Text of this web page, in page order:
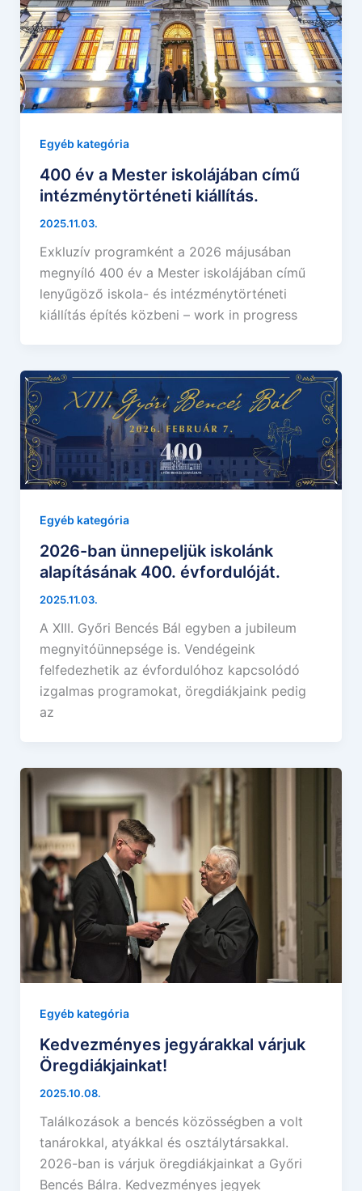
Egyéb kategória
400 év a Mester iskolájában című
intézménytörténeti kiállítás.
2025.11.03.
Exkluzív programként a 2026 májusában
megnyíló 400 év a Mester iskolájában című
lenyűgöző iskola- és intézménytörténeti
kiállítás építés közbeni – work in progress
Egyéb kategória
2026-ban ünnepeljük iskolánk
alapításának 400. évfordulóját.
2025.11.03.
A XIII. Győri Bencés Bál egyben a jubileum
megnyitóünnepsége is. Vendégeink
felfedezhetik az évfordulóhoz kapcsolódó
izgalmas programokat, öregdiákjaink pedig
az
Egyéb kategória
Kedvezményes jegyárakkal várjuk
Öregdiákjainkat!
2025.10.08.
Találkozások a bencés közösségben a volt
tanárokkal, atyákkal és osztálytársakkal.
2026-ban is várjuk öregdiákjainkat a Győri
Bencés Bálra. Kedvezményes jegyek